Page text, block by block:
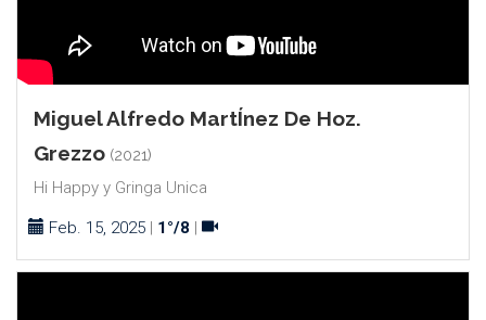
Miguel Alfredo MartÍnez De Hoz.
Grezzo (2021)
Hi Happy y Gringa Unica
Feb. 15, 2025 | 1°/8 |